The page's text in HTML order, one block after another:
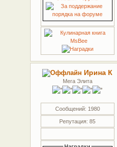
Ирина К
Мега Элита
Сообщений: 1980
Репутация: 85